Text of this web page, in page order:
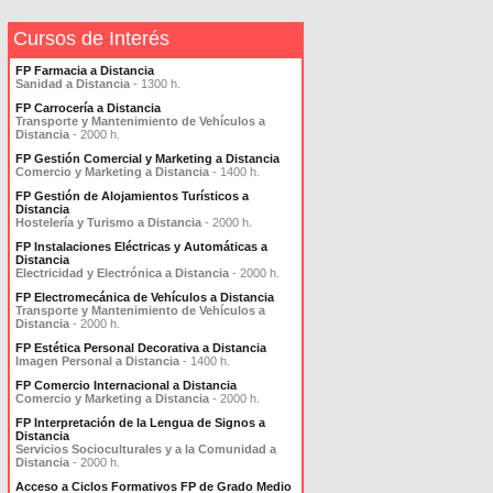
Cursos de Interés
FP Farmacia a Distancia
Sanidad a Distancia - 1300 h.
FP Carrocería a Distancia
Transporte y Mantenimiento de Vehículos a
Distancia - 2000 h.
FP Gestión Comercial y Marketing a Distancia
Comercio y Marketing a Distancia - 1400 h.
FP Gestión de Alojamientos Turísticos a
Distancia
Hostelería y Turismo a Distancia - 2000 h.
FP Instalaciones Eléctricas y Automáticas a
Distancia
Electricidad y Electrónica a Distancia - 2000 h.
FP Electromecánica de Vehículos a Distancia
Transporte y Mantenimiento de Vehículos a
Distancia - 2000 h.
FP Estética Personal Decorativa a Distancia
Imagen Personal a Distancia - 1400 h.
FP Comercio Internacional a Distancia
Comercio y Marketing a Distancia - 2000 h.
FP Interpretación de la Lengua de Signos a
Distancia
Servicios Socioculturales y a la Comunidad a
Distancia - 2000 h.
Acceso a Ciclos Formativos FP de Grado Medio